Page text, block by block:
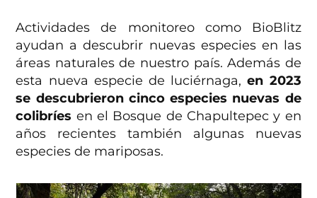
Actividades de monitoreo como BioBlitz
ayudan a descubrir nuevas especies en las
áreas naturales de nuestro país. Además de
esta nueva especie de luciérnaga,en 2023
se descubrieron cinco especies nuevas de
colibríes en el Bosque de Chapultepec y en
años recientes también algunas nuevas
especies de mariposas.